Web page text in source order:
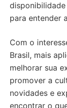
para entender
Com o
Brasil, mais
melhorar sua
promover a
novidades e
encontrar o